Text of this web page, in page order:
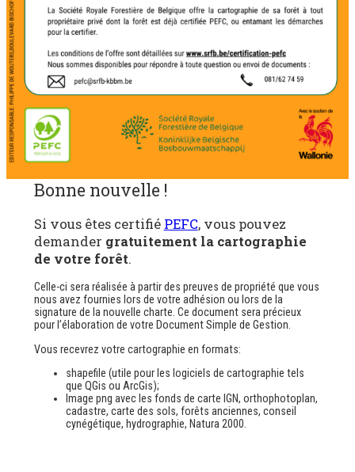
Bonne nouvelle !
Si vous êtes certifié PEFC, vous pouvez
demander gratuitement la cartographie
de votre forêt.
Celle-ci sera réalisée à partir des preuves de propriété que vous
nous avez fournies lors de votre adhésion ou lors de la
signature de la nouvelle charte. Ce document sera précieux
pour l’élaboration de votre Document Simple de Gestion.
Vous recevrez votre cartographie en formats:
shapefile (utile pour les logiciels de cartographie tels
que QGis ou ArcGis);
Image png avec les fonds de carte IGN, orthophotoplan,
cadastre, carte des sols, forêts anciennes, conseil
cynégétique, hydrographie, Natura 2000.